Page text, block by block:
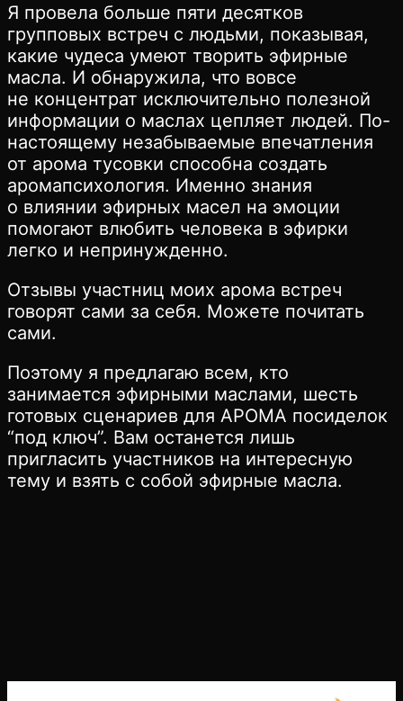
Я провела больше пяти десятков
групповых встреч с людьми, показывая,
какие чудеса умеют творить эфирные
масла. И обнаружила, что вовсе
не концентрат исключительно полезной
информации о маслах цепляет людей. По-
настоящему незабываемые впечатления
от арома тусовки способна создать
аромапсихология. Именно знания
о влиянии эфирных масел на эмоции
помогают влюбить человека в эфирки
легко и непринужденно.
Отзывы участниц моих арома встреч
говорят сами за себя. Можете почитать
сами.
Поэтому я предлагаю всем, кто
занимается эфирными маслами, шесть
готовых сценариев для АРОМА посиделок
“под ключ”. Вам останется лишь
пригласить участников на интересную
тему и взять с собой эфирные масла.